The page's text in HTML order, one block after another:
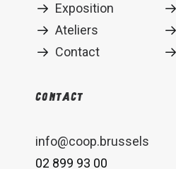
Exposition
Ateliers
Contact
Contact
info@coop.brussels
02 899 93 00